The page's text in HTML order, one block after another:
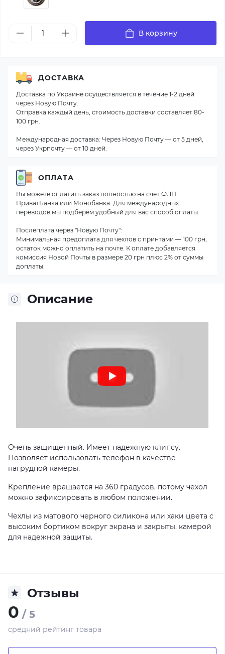
В корзину
Описание
Очень защищенный. Имеет надежную клипсу.
Позволяет использовать телефон в качестве
нагрудной камеры.
Крепление вращается на 360 градусов, потому чехол
можно зафиксировать в любом положении.
Чехлы из матового черного силикона или хаки цвета с
высоким бортиком вокруг экрана и закрыты. камерой
для надежной защиты.
Отзывы
0 / 5
средний рейтинг товара
ДОСТАВКА
Доставка по Украине осуществляется в течение 1-2 дней
через Новую Почту.
Отправка каждый день, стоимость доставки составляет 80-
100 грн.
Международная доставка: Через Новую Почту — от 5 дней,
через Укрпочту — от 10 дней.
ОПЛАТА
Вы можете оплатить заказ полностью на счет ФЛП
ПриватБанка или Монобанка. Для международных
переводов мы подберем удобный для вас способ оплаты.
Послеплата через "Новую Почту":
Минимальная предоплата для чехлов с принтами — 100 грн,
остаток можно оплатить на почте. К оплате добавляется
комиссия Новой Почты в размере 20 грн плюс 2% от суммы
доплаты.